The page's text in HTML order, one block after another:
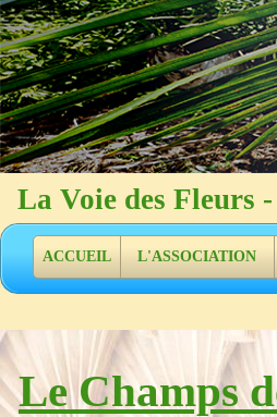
La Voie des
Le Champs
ACCUEIL L'ASSOCIATION